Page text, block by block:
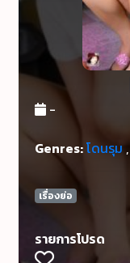
-
Genres:โดนรุม ,
เรื่องย่อ
รายการโปรด